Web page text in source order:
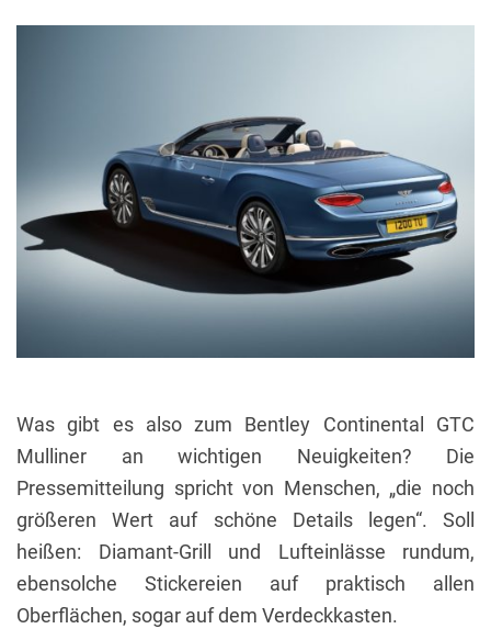
Was gibt es also zum Bentley Continental GTC
Mulliner an wichtigen Neuigkeiten? Die
Pressemitteilung spricht von Menschen, „die noch
größeren Wert auf schöne Details legen“. Soll
heißen: Diamant-Grill und Lufteinlässe rundum,
ebensolche Stickereien auf praktisch allen
Oberflächen, sogar auf dem Verdeckkasten.